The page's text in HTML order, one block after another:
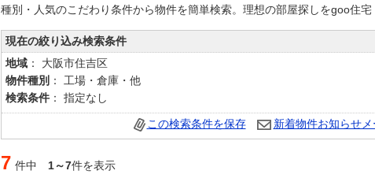
種別・人気のこだわり条件から物件を簡単検索。理想の部屋探しをgoo住宅
現在の絞り込み検索条件
地域 ： 大阪市住吉区
物件種別 ： 工場・倉庫・他
検索条件 ： 指定なし
この検索条件を保存 新着物件お知らせ
7 件中 1～7件を表示